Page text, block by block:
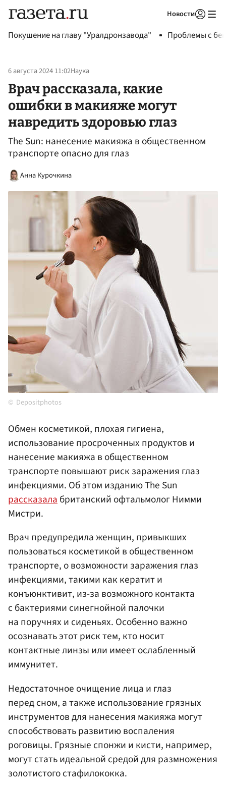
Новости
Покушение на главу "Уралдронзавода" Проблемы с
6 августа 2024 11:02Наука
Врач рассказала, какие
ошибки в макияже могут
навредить здоровью глаз
The Sun: нанесение макияжа в общественном
транспорте опасно для глаз
Анна Курочкина
Depositphotos
Обмен косметикой, плохая гигиена,
использование просроченных продуктов и
нанесение макияжа в общественном
транспорте повышают риск заражения глаз
инфекциями. Об этом изданию The Sun
рассказалабританский офтальмолог Нимми
Мистри.
Врач предупредила женщин, привыкших
пользоваться косметикой в общественном
транспорте, о возможности заражения глаз
инфекциями, такими как кератит и
конъюнктивит, из-за возможного контакта
с бактериями синегнойной палочки
на поручнях и сиденьях. Особенно важно
осознавать этот риск тем, кто носит
контактные линзы или имеет ослабленный
иммунитет.
Недостаточное очищение лица и глаз
перед сном, а также использование грязных
инструментов для нанесения макияжа могут
способствовать развитию воспаления
роговицы. Грязные спонжи и кисти, например,
могут стать идеальной средой для размножения
золотистого стафилококка.